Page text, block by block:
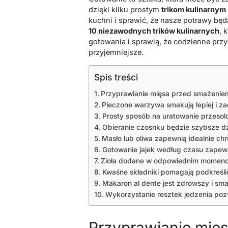
dzięki kilku prostym trikom kulinarnym
kuchni i sprawić, że nasze potrawy
10 niezawodnych trików kulinarnych,
gotowania i sprawią, że codzienne
przyjemniejsze.
Spis treści
Przyprawianie mięsa przed
Pieczone warzywa smakują lepiej i
Prosty sposób na uratowanie
Obieranie czosnku będzie szybsze
Masło lub oliwa zapewnią idealnie
Gotowanie jajek według czasu
Zioła dodane w odpowiednim
Kwaśne składniki pomagają
Makaron al dente jest zdrowszy i
Wykorzystanie resztek jedzenia